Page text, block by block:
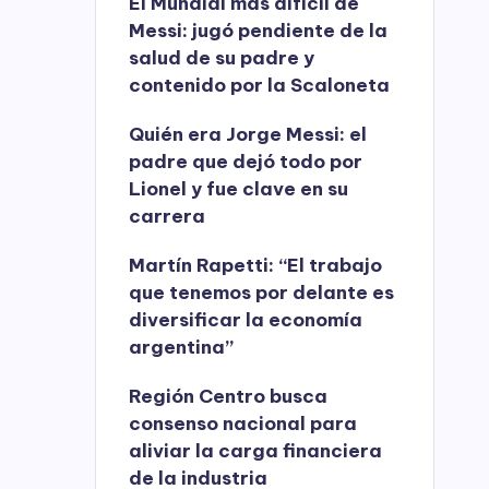
Messi: jugó pendiente de la
salud de su padre y
contenido por la Scaloneta
Quién era Jorge Messi: el
padre que dejó todo por
Lionel y fue clave en su
carrera
Martín Rapetti: “El trabajo
que tenemos por delante es
diversificar la economía
argentina”
Región Centro busca
consenso nacional para
aliviar la carga financiera
de la industria